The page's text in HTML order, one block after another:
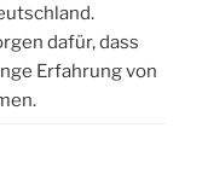
dafür, dass
Erfahrung von